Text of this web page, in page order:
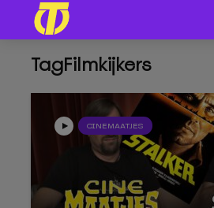
TagFilmkijkers
CINEMAATJES